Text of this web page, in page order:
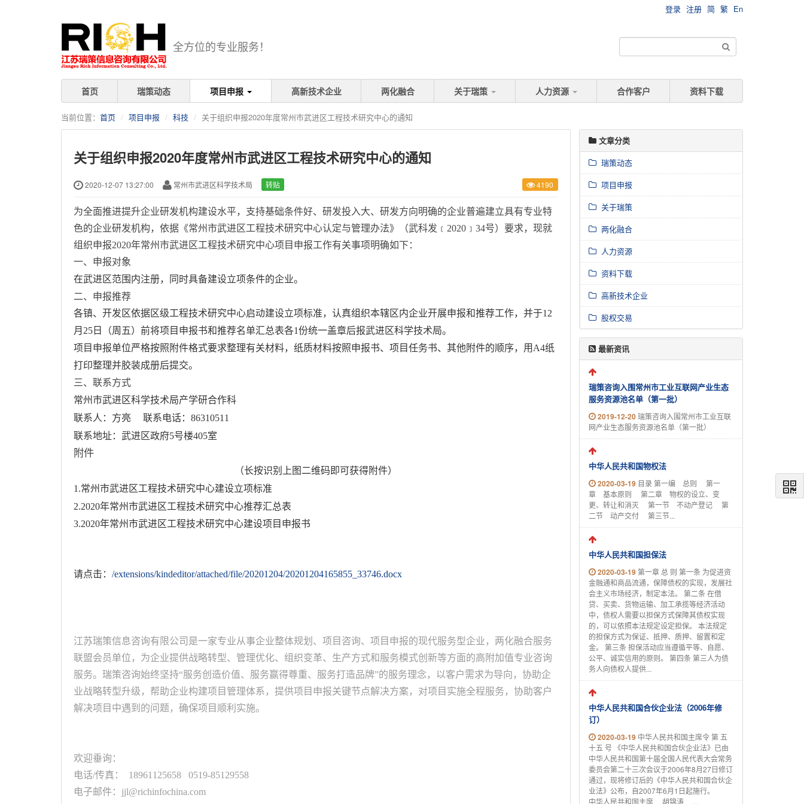
登录 注册 简 繁 En
全方位的专业服务！
首页 瑞策动态 项目申报 高新技术企业 两化融合 关于瑞策 人力资源 合作客户 资料下载
当前位置： 首页 项目申报 科技 关于组织申报2020年度常州市武进区工程技术研究中心的通知
关于组织申报2020年度常州市武进区工程技术研究中心的通知
2020-12-07 13:27:00 常州市武进区科学技术局 转贴 4190
为全面推进提升企业研发机构建设水平，支持基础条件好、研发投入大、研发方向明确的企业普遍建立具有专业特
色的企业研发机构，依据《常州市武进区工程技术研究中心认定与管理办法》（武科发 ﹝ 2020 ﹞ 34号）要求，现就
组织申报2020年常州市武进区工程技术研究中心项目申报工作有关事项明确如下：
一、申报对象
在武进区范围内注册，同时具备建设立项条件的企业。
二、申报推荐
各镇、开发区依据区级工程技术研究中心启动建设立项标准，认真组织本辖区内企业开展申报和推荐工作，并于12
月25日（周五）前将项目申报书和推荐名单汇总表各1份统一盖章后报武进区科学技术局。
项目申报单位严格按照附件格式要求整理有关材料，纸质材料按照申报书、项目任务书、其他附件的顺序，用A4纸
打印整理并胶装成册后提交。
三、联系方式
常州市武进区科学技术局产学研合作科
联系人：方亮
联系电话：86310511
联系地址：武进区政府5号楼405室
附件
（长按识别上图二维码即可获得附件）
1.常州市武进区工程技术研究中心建设立项标准
2.2020年常州市武进区工程技术研究中心推荐汇总表
3.2020年常州市武进区工程技术研究中心建设项目申报书
请点击： /extensions/kindeditor/attached/file/20201204/20201204165855_33746.docx
江苏瑞策信息咨询有限公司是一家专业从事企业整体规划、项目咨询、项目申报的现代服务型企业，两化融合服务
联盟会员单位，为企业提供战略转型、管理优化、组织变革、生产方式和服务模式创新等方面的高附加值专业咨询
服务。瑞策咨询始终坚持“服务创造价值、服务赢得尊重、服务打造品牌”的服务理念，以客户需求为导向，协助企
业战略转型升级，帮助企业构建项目管理体系，提供项目申报关键节点解决方案，对项目实施全程服务，协助客户
解决项目中遇到的问题，确保项目顺利实施。
欢迎垂询：
电话/传真： 18961125658 0519-85129558
电子邮件：jjl@richinfochina.com
文章分类
瑞策动态
项目申报
关于瑞策
两化融合
人力资源
资料下载
高新技术企业
股权交易
最新资讯
瑞策咨询入围常州市工业互联网产业生态
服务资源池名单（第一批）
2019-12-20瑞策咨询入围常州市工业互联
网产业生态服务资源池名单（第一批）
中华人民共和国物权法
2020-03-19 目录 第一编 总则 第一
章 基本原则 第二章 物权的设立、变
更、转让和消灭 第一节 不动产登记 第
二节 动产交付 第三节...
中华人民共和国担保法
2020-03-19第一章 总 则 第一条 为促进资
金融通和商品流通，保障债权的实现，发展社
会主义市场经济，制定本法。 第二条 在借
贷、买卖、货物运输、加工承揽等经济活动
中，债权人需要以担保方式保障其债权实现
的，可以依照本法规定设定担保。 本法规定
的担保方式为保证、抵押、质押、留置和定
金。 第三条 担保活动应当遵循平等、自愿、
公平、诚实信用的原则。 第四条 第三人为债
务人向债权人提供...
中华人民共和国合伙企业法（2006年修
订）
2020-03-19 中华人民共和国主席令 第 五
十五 号 《中华人民共和国合伙企业法》已由
中华人民共和国第十届全国人民代表大会常务
委员会第二十三次会议于2006年8月27日修订
通过，现将修订后的《中华人民共和国合伙企
业法》公布，自2007年6月1日起施行。
中华人民共和国主席 胡锦涛 ...